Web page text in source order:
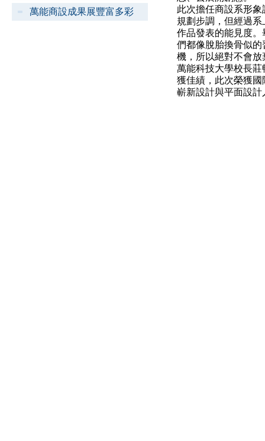
萬能商設成果展豐富多彩
此次擔任商設系形
規劃步調，但經過
作品發表的能見度
們都像脫胎換骨似
機，所以絕對不會
萬能科技大學校長
獲佳績，此次榮獲
嶄新設計與平面設